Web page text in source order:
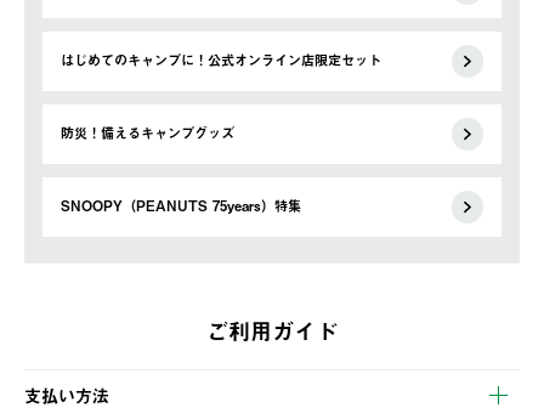
はじめてのキャンプに！公式オンライン店限定セット
防災！備えるキャンプグッズ
SNOOPY（PEANUTS 75years）特集
ご利用ガイド
支払い方法